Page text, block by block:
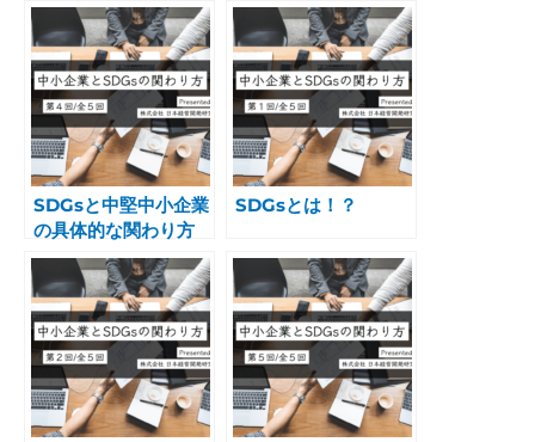
SDGsと中堅中小企業
の具体的な関わり方
「前編」
SDGsとは！？